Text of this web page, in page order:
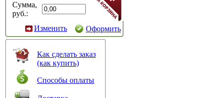
Сумма,
руб.:
Изменить
Оформить
Как сделать заказ
(как купить)
Способы оплаты